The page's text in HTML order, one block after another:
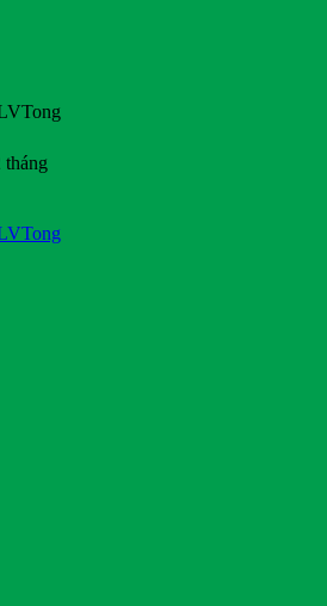
tháng